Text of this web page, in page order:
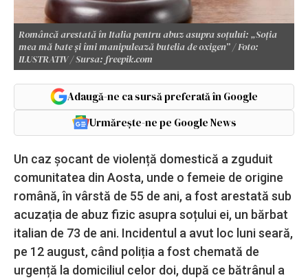
Româncă arestată în Italia pentru abuz asupra soțului: „Soția
mea mă bate și îmi manipulează butelia de oxigen” / Foto:
ILUSTRATIV / Sursa: freepik.com
Adaugă-ne ca sursă preferată în Google
Urmărește-ne pe Google News
Un caz șocant de violență domestică a zguduit
comunitatea din Aosta, unde o femeie de origine
română, în vârstă de 55 de ani, a fost arestată sub
acuzația de abuz fizic asupra soțului ei, un bărbat
italian de 73 de ani. Incidentul a avut loc luni seară,
pe 12 august, când poliția a fost chemată de
urgență la domiciliul celor doi, după ce bătrânul a